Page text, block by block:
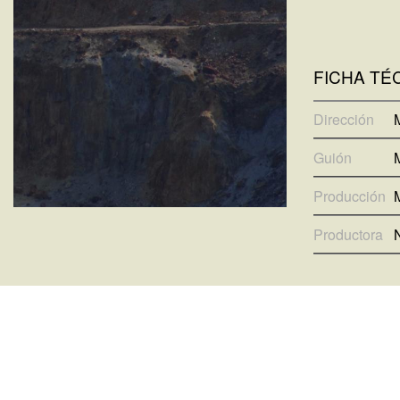
FICHA
Dirección
Guión
Producción
Productora